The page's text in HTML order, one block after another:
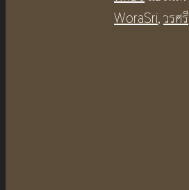
ชิ้น
WoraSri,วรศรี